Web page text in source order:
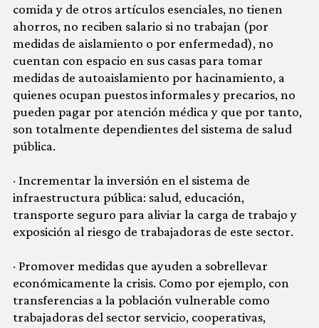
comida y de otros artículos esenciales, no tienen
ahorros, no reciben salario si no trabajan (por
medidas de aislamiento o por enfermedad), no
cuentan con espacio en sus casas para tomar
medidas de autoaislamiento por hacinamiento, a
quienes ocupan puestos informales y precarios, no
pueden pagar por atención médica y que por tanto,
son totalmente dependientes del sistema de salud
pública.
· Incrementar la inversión en el sistema de
infraestructura pública: salud, educación,
transporte seguro para aliviar la carga de trabajo y
exposición al riesgo de trabajadoras de este sector.
· Promover medidas que ayuden a sobrellevar
económicamente la crisis. Como por ejemplo, con
transferencias a la población vulnerable como
trabajadoras del sector servicio, cooperativas,